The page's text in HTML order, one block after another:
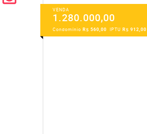
VENDA
1.280.000,00
Condomínio R$ 560,00 IPTU R$ 912,00